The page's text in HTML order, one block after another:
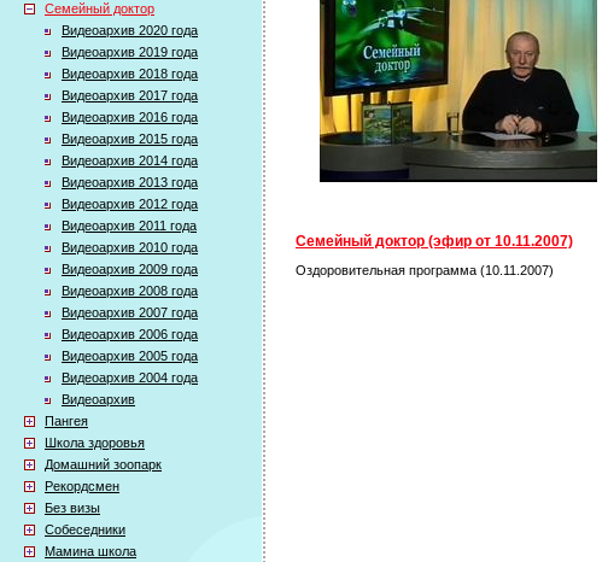
Семейный доктор
Видеоархив 2020 года
Видеоархив 2019 года
Видеоархив 2018 года
Видеоархив 2017 года
Видеоархив 2016 года
Видеоархив 2015 года
Видеоархив 2014 года
Видеоархив 2013 года
Видеоархив 2012 года
Видеоархив 2011 года
Видеоархив 2010 года
Видеоархив 2009 года
Видеоархив 2008 года
Видеоархив 2007 года
Видеоархив 2006 года
Видеоархив 2005 года
Видеоархив 2004 года
Видеоархив
Пангея
Школа здоровья
Домашний зоопарк
Рекордсмен
Без визы
Собеседники
Мамина школа
Семейный доктор (эфир от 10.11.2007)
Оздоровительная программа (10.11.2007)